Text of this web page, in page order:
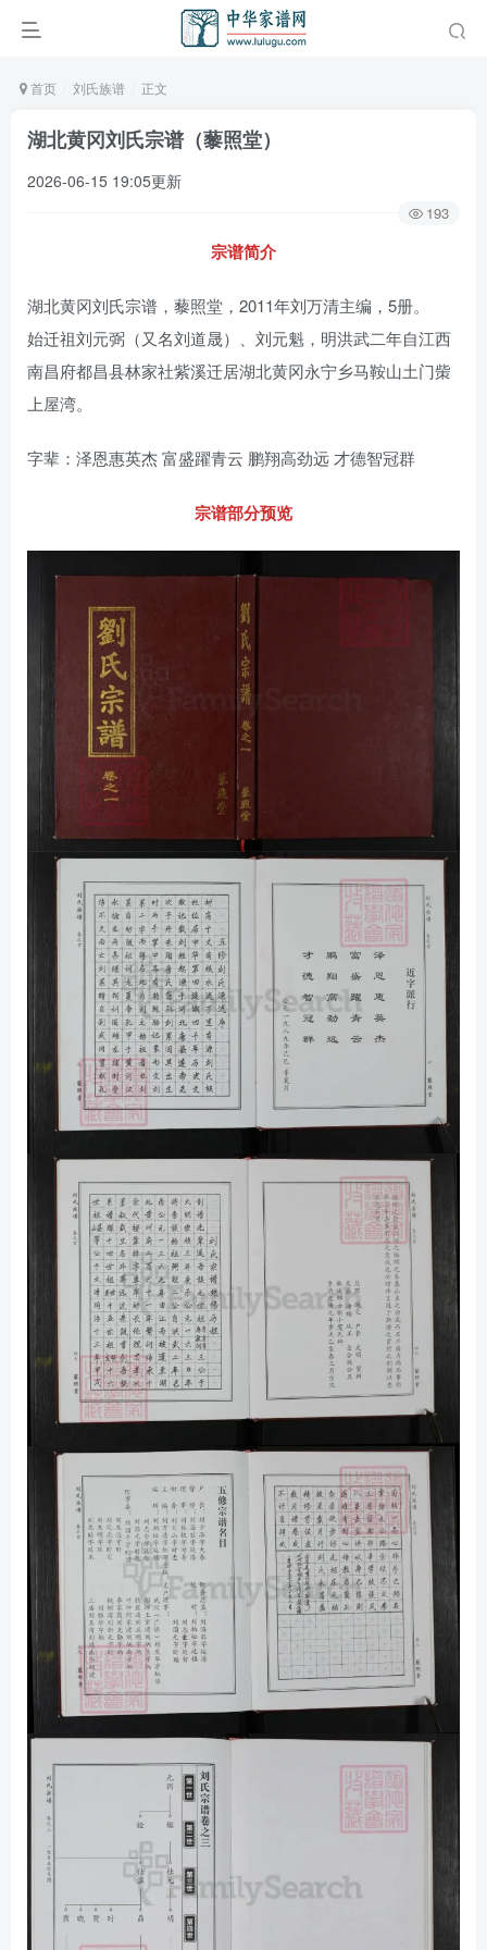
首页 刘氏族谱 正文
湖北黄冈刘氏宗谱（藜照堂）
2026-06-15 19:05更新
193
宗谱简介
湖北黄冈刘氏宗谱，藜照堂，2011年刘万清主编，5册。
始迁祖刘元弼（又名刘道晟）、刘元魁，明洪武二年自江西
南昌府都昌县林家社紫溪迁居湖北黄冈永宁乡马鞍山土门㭰
上屋湾。
字辈：泽恩惠英杰 富盛躍青云 鹏翔高劲远 才德智冠群
宗谱部分预览